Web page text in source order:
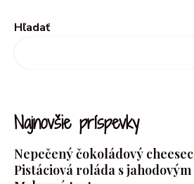
Hľadať
Najnovšie príspevky
Nepečený čokoládový
Pistáciová roláda s